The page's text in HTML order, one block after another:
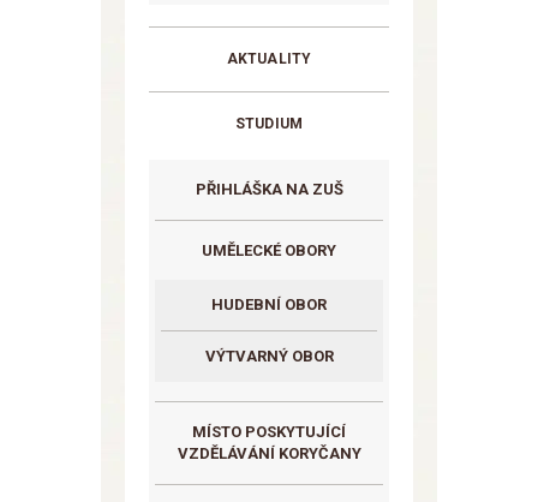
AKTUALITY
STUDIUM
PŘIHLÁŠKA NA ZUŠ
UMĚLECKÉ OBORY
HUDEBNÍ OBOR
VÝTVARNÝ OBOR
MÍSTO POSKYTUJÍCÍ
VZDĚLÁVÁNÍ KORYČANY